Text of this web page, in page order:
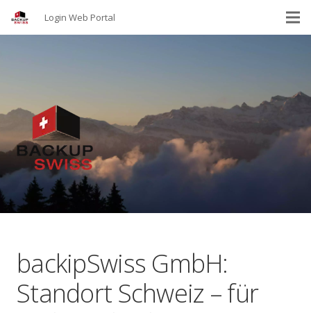
Login Web Portal
backipSwiss GmbH:
Standort Schweiz – für